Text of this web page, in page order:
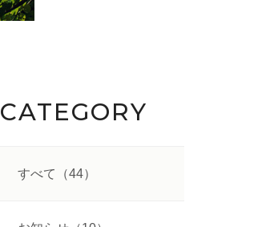
CATEGORY
すべて（44）